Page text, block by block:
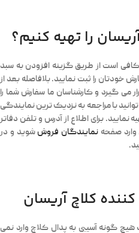
را تهیه کنیم؟
کافی است از طریق گزینه افزودن به سبد
را ثبت نمایید. بلافاصله بعد از
می گیرد و کارشناسان ما سفارش شما را
با مراجعه به نزدیک ترین نمایندگی
برای اطلاع از آدرس و تلفن دفاتر
صفحه نمایندگان فروش شوید و در
کلاچ آریسان
گونه آسیبی به پدال کلاچ وارد نمی